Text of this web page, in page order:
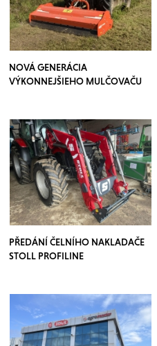
NOVÁ GENERÁCIA
VÝKONNEJŠIEHO MULČOVAČU
PŘEDÁNÍ ČELNÍHO NAKLADAČE
STOLL PROFILINE